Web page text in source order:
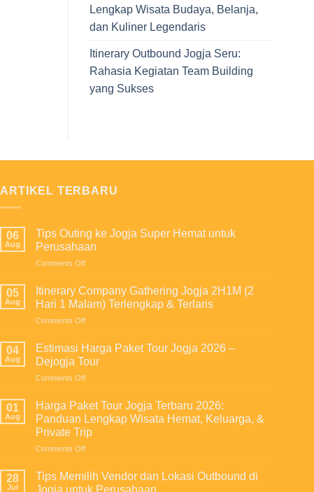
Lengkap Wisata Budaya, Belanja,
dan Kuliner Legendaris
Itinerary Outbound Jogja Seru:
Rahasia Kegiatan Team Building
yang Sukses
ARTIKEL TERBARU
06
Aug
Tips Outing ke Jogja Super Hemat untuk
Perusahaan
Comments Offon
Outing
ke
Jogja
Super
untuk
Perusahaan
05
Aug
Itinerary Company Gathering Jogja 2H1M (2
Hari 1 Malam) Terlengkap & Terlaris
Comments Offon
Company
Gathering
Jogja
2H1M
Hari
1
Malam)
Terlengkap
04
Aug
Estimasi Harga Paket Tour Jogja 2026 –
Dejogja Tour
Comments Offon
Harga
Paket
Tour
Jogja
2026
Dejogja
Tour
01
Aug
Harga Paket Tour Jogja Terbaru 2026:
Panduan Lengkap Wisata Hemat, Keluarga, &
Private Trip
Comments Offon
Paket
Tour
28
Jul
Tips Memilih Vendor dan Lokasi Outbound di